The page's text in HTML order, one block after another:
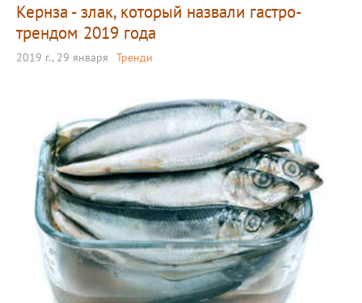
Кернза - злак, который назвали гастро-
трендом 2019 года
2019 г., 29 января Тренди